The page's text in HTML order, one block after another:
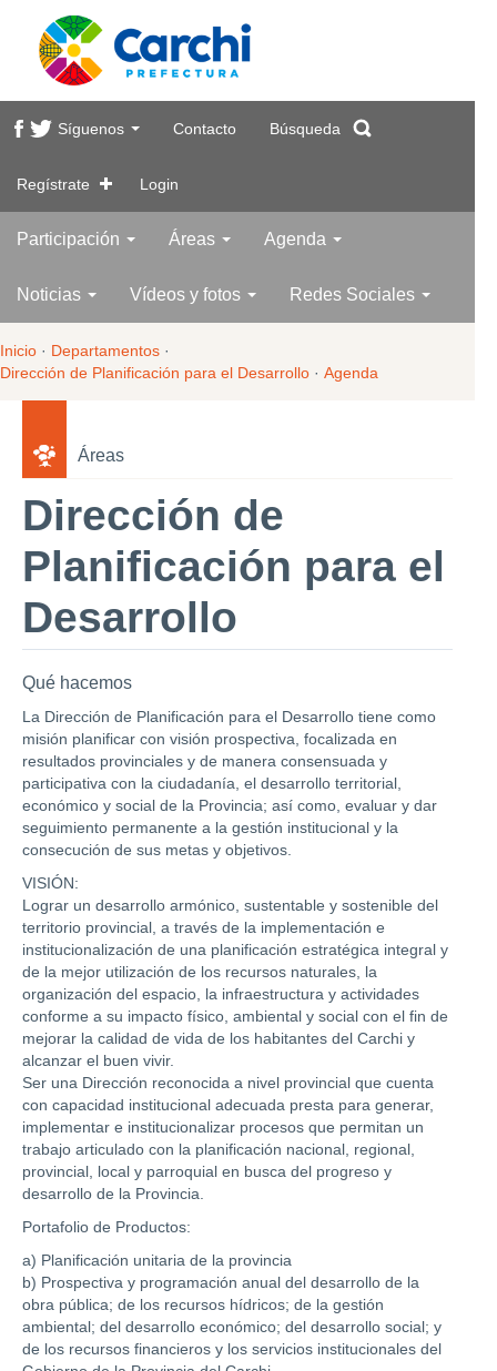
Síguenos Contacto Búsqueda
Regístrate Login
Participación Áreas Agenda
Noticias Vídeos y fotos Redes Sociales
Inicio · Departamentos ·
Dirección de Planificación para el Desarrollo · Agenda
Áreas
Dirección de
Planificación para el
Desarrollo
Qué hacemos
La Dirección de Planificación para el Desarrollo tiene como
misión planificar con visión prospectiva, focalizada en
resultados provinciales y de manera consensuada y
participativa con la ciudadanía, el desarrollo territorial,
económico y social de la Provincia; así como, evaluar y dar
seguimiento permanente a la gestión institucional y la
consecución de sus metas y objetivos.
VISIÓN:
Lograr un desarrollo armónico, sustentable y sostenible del
territorio provincial, a través de la implementación e
institucionalización de una planificación estratégica integral y
de la mejor utilización de los recursos naturales, la
organización del espacio, la infraestructura y actividades
conforme a su impacto físico, ambiental y social con el fin de
mejorar la calidad de vida de los habitantes del Carchi y
alcanzar el buen vivir.
Ser una Dirección reconocida a nivel provincial que cuenta
con capacidad institucional adecuada presta para generar,
implementar e institucionalizar procesos que permitan un
trabajo articulado con la planificación nacional, regional,
provincial, local y parroquial en busca del progreso y
desarrollo de la Provincia.
Portafolio de Productos:
a) Planificación unitaria de la provincia
b) Prospectiva y programación anual del desarrollo de la
obra pública; de los recursos hídricos; de la gestión
ambiental; del desarrollo económico; del desarrollo social; y
de los recursos financieros y los servicios institucionales del